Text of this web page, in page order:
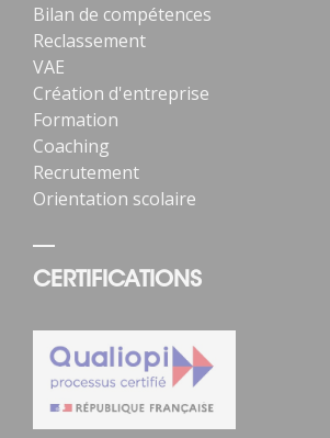
Bilan de compétences
Reclassement
VAE
Création d'entreprise
Formation
Coaching
Recrutement
Orientation scolaire
CERTIFICATIONS